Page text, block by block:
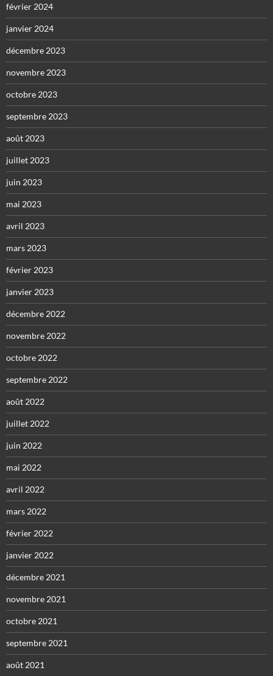
février 2024
janvier 2024
décembre 2023
novembre 2023
octobre 2023
septembre 2023
août 2023
juillet 2023
juin 2023
mai 2023
avril 2023
mars 2023
février 2023
janvier 2023
décembre 2022
novembre 2022
octobre 2022
septembre 2022
août 2022
juillet 2022
juin 2022
mai 2022
avril 2022
mars 2022
février 2022
janvier 2022
décembre 2021
novembre 2021
octobre 2021
septembre 2021
août 2021